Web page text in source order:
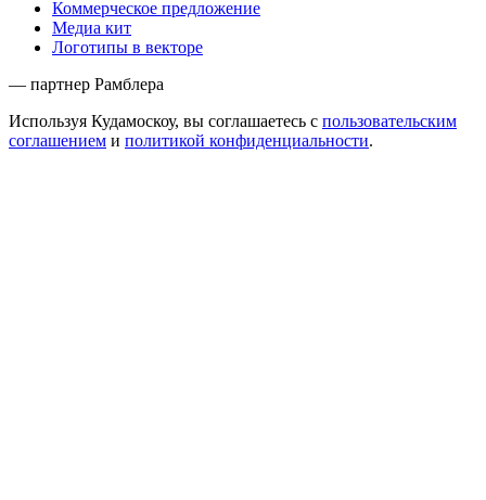
Коммерческое предложение
Медиа кит
Логотипы в векторе
— партнер Рамблера
Используя Кудамоскоу, вы соглашаетесь с пользовательским
соглашением и политикой конфиденциальности.